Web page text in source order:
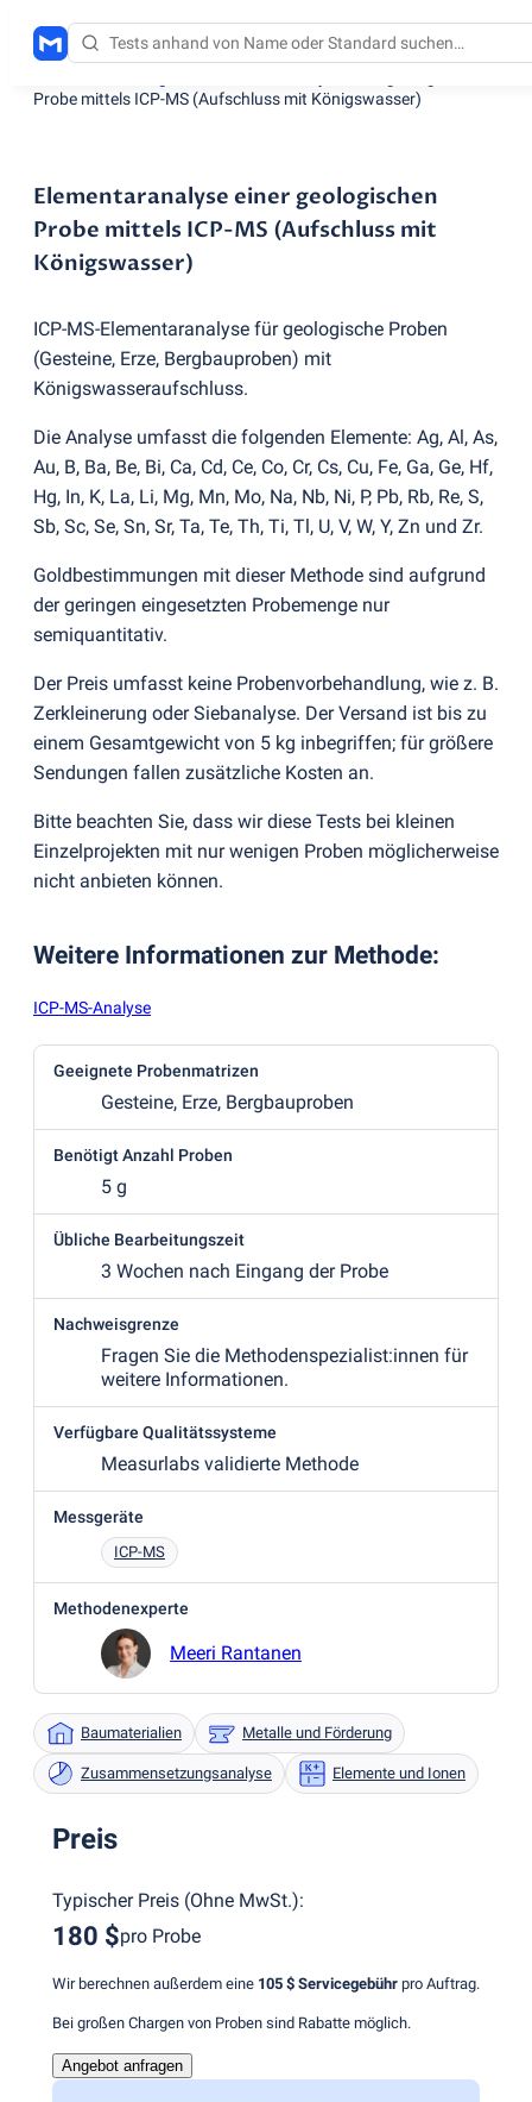
Probe mittels ICP-MS (Aufschluss mit Königswasser)
Elementaranalyse einer geologischen
Probe mittels ICP-MS (Aufschluss mit
Königswasser)
ICP-MS-Elementaranalyse für geologische Proben
(Gesteine, Erze, Bergbauproben) mit
Königswasseraufschluss.
Die Analyse umfasst die folgenden Elemente: Ag, Al, As,
Au, B, Ba, Be, Bi, Ca, Cd, Ce, Co, Cr, Cs, Cu, Fe, Ga, Ge, Hf,
Hg, In, K, La, Li, Mg, Mn, Mo, Na, Nb, Ni, P, Pb, Rb, Re, S,
Sb, Sc, Se, Sn, Sr, Ta, Te, Th, Ti, Tl, U, V, W, Y, Zn und Zr.
Goldbestimmungen mit dieser Methode sind aufgrund
der geringen eingesetzten Probemenge nur
semiquantitativ.
Der Preis umfasst keine Probenvorbehandlung, wie z. B.
Zerkleinerung oder Siebanalyse. Der Versand ist bis zu
einem Gesamtgewicht von 5 kg inbegriffen; für größere
Sendungen fallen zusätzliche Kosten an.
Bitte beachten Sie, dass wir diese Tests bei kleinen
Einzelprojekten mit nur wenigen Proben möglicherweise
nicht anbieten können.
Weitere Informationen zur Methode:
ICP-MS-Analyse
Geeignete Probenmatrizen
Gesteine, Erze, Bergbauproben
Benötigt Anzahl Proben
5 g
Übliche Bearbeitungszeit
3 Wochen nach Eingang der Probe
Nachweisgrenze
Fragen Sie die Methodenspezialist:innen für
weitere Informationen.
Verfügbare Qualitätssysteme
Measurlabs validierte Methode
Messgeräte
ICP-MS
Methodenexperte
Meeri Rantanen
Baumaterialien Metalle und Förderung
Zusammensetzungsanalyse Elemente und Ionen
Preis
Typischer Preis (Ohne MwSt.):
180 $pro Probe
Wir berechnen außerdem eine 105 $ Servicegebühr pro Auftrag.
Bei großen Chargen von Proben sind Rabatte möglich.
Angebot anfragen